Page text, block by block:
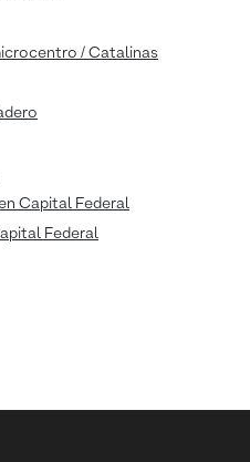
/ Catalinas
Capital Federal
Federal